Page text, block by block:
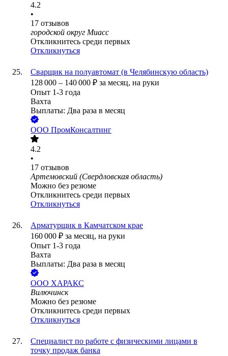
4.2
•
17 отзывов
городской округ Миасс
Откликнитесь среди первых
Откликнуться
Сварщик на полуавтомат (в Челябинскую область)
128 000 – 140 000 ₽ за месяц, на руки
Опыт 1-3 года
Вахта
Выплаты: Два раза в месяц
ООО ПромКонсалтинг
4.2
•
17 отзывов
Артемовский (Свердловская область)
Можно без резюме
Откликнитесь среди первых
Откликнуться
Арматурщик в Камчатском крае
160 000 ₽ за месяц, на руки
Опыт 1-3 года
Вахта
Выплаты: Два раза в месяц
ООО ХАРАКС
Вилючинск
Можно без резюме
Откликнитесь среди первых
Откликнуться
Специалист по работе с физическими лицами в
точку продаж банка